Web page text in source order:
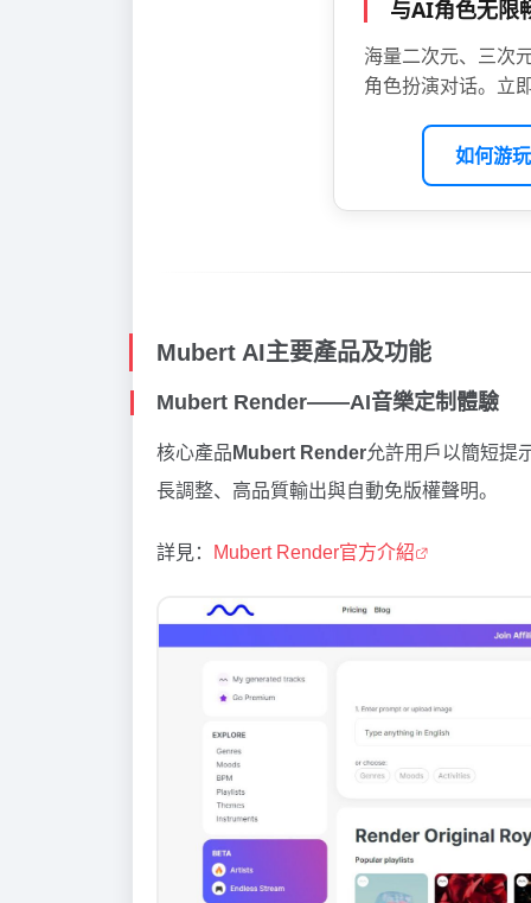
与AI角色无限
海量二次元、三次
角色扮演对话。立
如何游
Mubert AI主要產品及功能
Mubert Render——AI音樂定制體驗
核心產品 Mubert Render允許用戶以簡短提
長調整、高品質輸出與自動免版權聲明。
詳見： Mubert Render官方介紹